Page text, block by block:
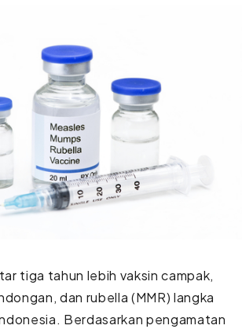
tiga tahun lebih vaksin campak,
dan rubella (MMR) langka
Berdasarkan pengamatan